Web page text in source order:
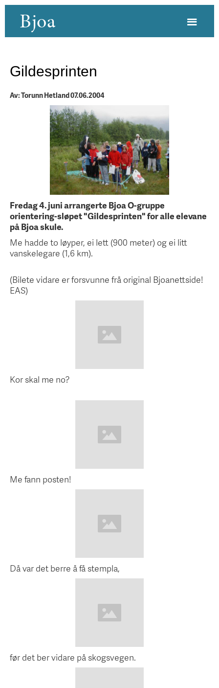
Bjoa
Gildesprinten
Av: Torunn Hetland 07.06.2004
Fredag 4. juni arrangerte Bjoa O-gruppe
orientering-sløpet "Gildesprinten" for alle elevane
på Bjoa skule.
Me hadde to løyper, ei lett (900 meter) og ei litt
vanskelegare (1,6 km).
(Bilete vidare er forsvunne frå original Bjoanettside!
EAS)
Kor skal me no?
Me fann posten!
Då var det berre å få stempla,
før det ber vidare på skogsvegen.